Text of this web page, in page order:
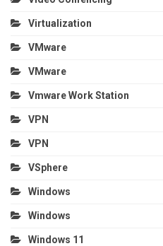
Virtualization
VMware
VMware
Vmware Work Station
VPN
VPN
VSphere
Windows
Windows
Windows 11